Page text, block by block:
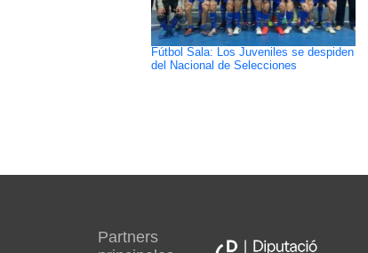
Fútbol Sala: Los Juveniles se despiden
del Nacional de Selecciones
Partners